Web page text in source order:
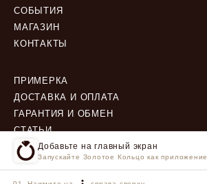
Добавьте на главный экран
Запускайте Золотое Кольцо как приложение
СОБЫТИЯ
МАГАЗИН
КОНТАКТЫ
ПРИМЕРКА
ДОСТАВКА И ОПЛАТА
ГАРАНТИЯ И ОБМЕН
СТАТЬИ
ПОЛИТИКА КОНФИДЕНЦИАЛЬНОСТИ